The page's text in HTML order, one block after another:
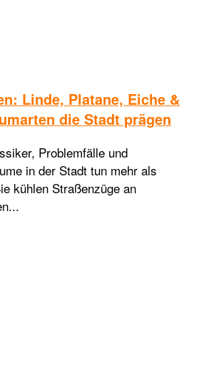
Linde, Platane, Eiche &
die Stadt prägen
Problemfälle und
in der Stadt tun mehr als
kühlen Straßenzüge an